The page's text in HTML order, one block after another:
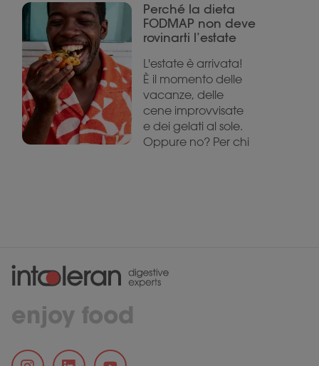
Perché la dieta
FODMAP non deve
rovinarti l’estate
L'estate è arrivata!
È il momento delle
vacanze, delle
cene improvvisate
e dei gelati al sole.
Oppure no? Per chi
enjoy food